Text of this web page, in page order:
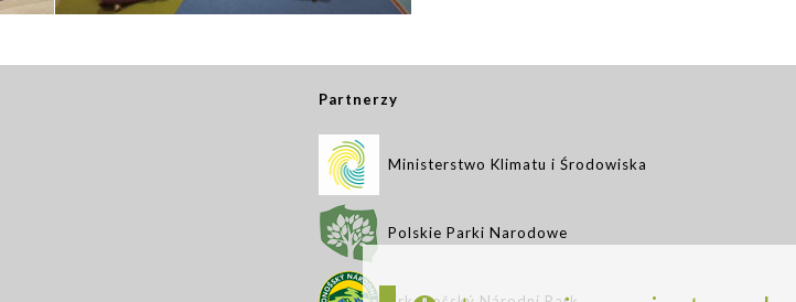
Partnerzy
Ministerstwo Klimatu i Środowiska
Polskie Parki Narodowe